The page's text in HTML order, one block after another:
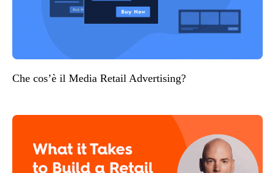
Che cos’è il Media Retail Advertising?